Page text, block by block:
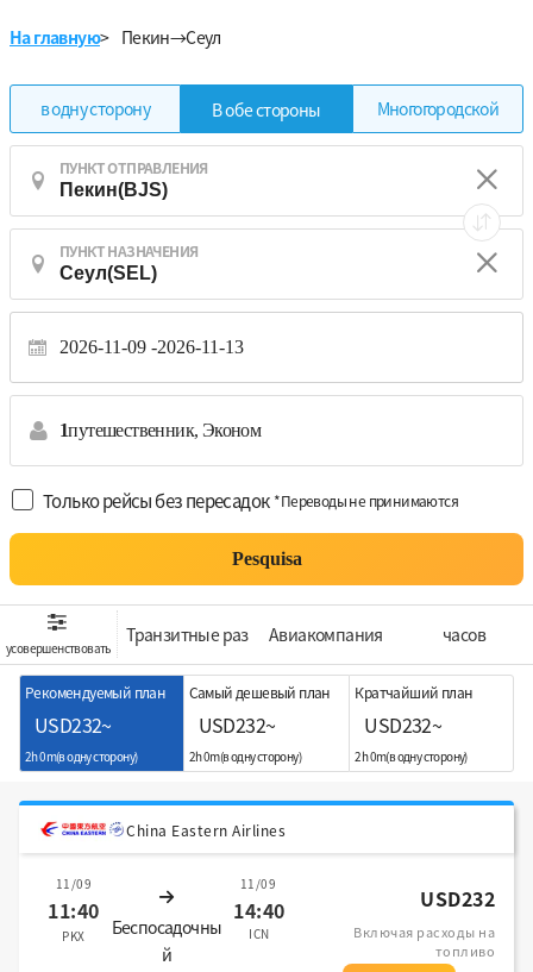
На главную> Пекин→Сеул
в одну сторону В обе стороны Многогородской
ПУНКТ ОТПРАВЛЕНИЯ
ПУНКТ НАЗНАЧЕНИЯ
2026-11-09 2026-11-13
1путешественник, Эконом
Только рейсы без пересадок *Переводы не принимаются
Pesquisa
усовершенствовать
Транзитные раз Aвиакомпания часов
Рекомендуемый план
USD232~
2h 0m(в одну сторону)
Самый дешевый план
USD232~
2h 0m(в одну сторону)
Кратчайший план
USD232~
2h 0m(в одну сторону)
China Eastern Airlines
11/09
11:40
PKX
Беспосадочны
й
11/09
14:40
ICN
USD232
Включая расходы на
топливо